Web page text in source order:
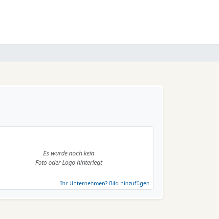
Es wurde noch kein
Foto oder Logo hinterlegt
Ihr Unternehmen? Bild hinzufügen